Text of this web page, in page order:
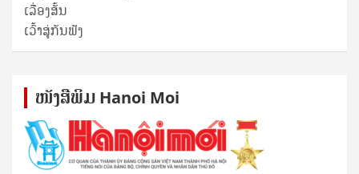
ເລື່ອງສັ້ນ
ເວົ້າສູ່ກັນຟັງ
ໜັງ​ສື​ພິມ Hanoi Moi